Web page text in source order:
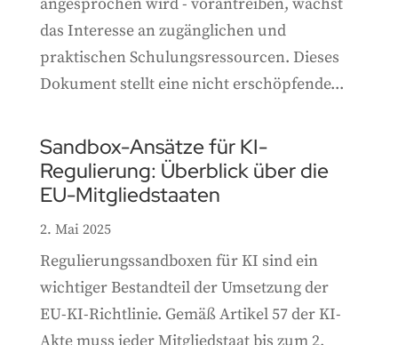
das Interesse an zugänglichen und
praktischen Schulungsressourcen. Dieses
Dokument stellt eine nicht erschöpfende...
Sandbox-Ansätze für KI-
Regulierung: Überblick über die
EU-Mitgliedstaaten
2. Mai 2025
Regulierungssandboxen für KI sind ein
wichtiger Bestandteil der Umsetzung der
EU-KI-Richtlinie. Gemäß Artikel 57 der KI-